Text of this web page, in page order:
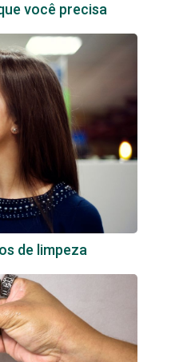
você precisa
de limpeza